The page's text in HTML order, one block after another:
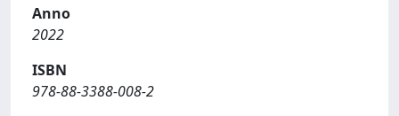
Anno
2022
ISBN
978-88-3388-008-2